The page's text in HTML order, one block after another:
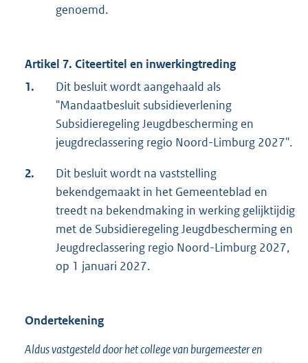
genoemd.
Artikel 7. Citeertitel en inwerkingtreding
1.
Dit besluit wordt aangehaald als
"Mandaatbesluit subsidieverlening
Subsidieregeling Jeugdbescherming en
jeugdreclassering regio Noord-Limburg 2027".
2.
Dit besluit wordt na vaststelling
bekendgemaakt in het Gemeenteblad en
treedt na bekendmaking in werking gelijktijdig
met de Subsidieregeling Jeugdbescherming en
Jeugdreclassering regio Noord-Limburg 2027,
op 1 januari 2027.
Ondertekening
Aldus vastgesteld door het college van burgemeester en